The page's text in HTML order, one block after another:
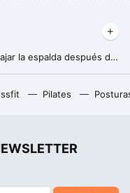
El ejercicio de pilates ideal para trabajar la espalda después de los 50
Pilates